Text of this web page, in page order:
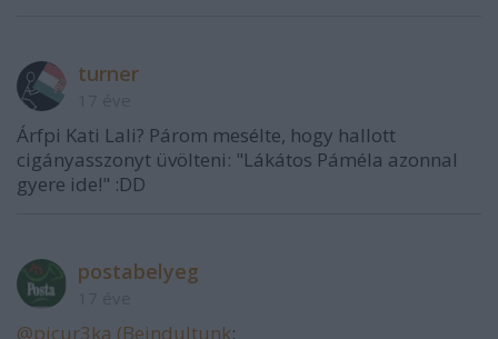
turner
Árfpi Kati Lali? Párom mesélte, hogy hallott
cigányasszonyt üvölteni: "Lákátos Páméla azonnal
gyere ide!" :DD
postabelyeg
@picur3ka (Beindultunk: